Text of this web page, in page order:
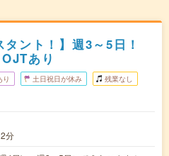
ント！】週3～5日！
あり
り 土日祝日が休み 残業なし
分